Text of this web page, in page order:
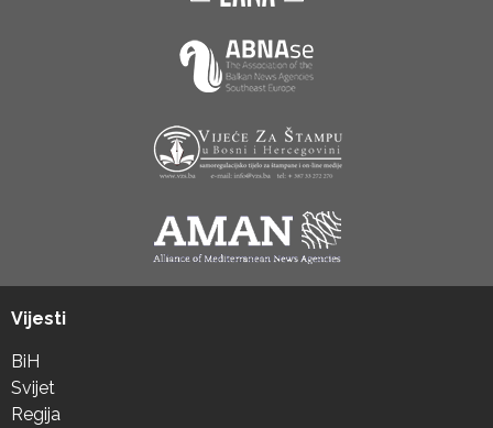
Vijesti
BiH
Svijet
Regija